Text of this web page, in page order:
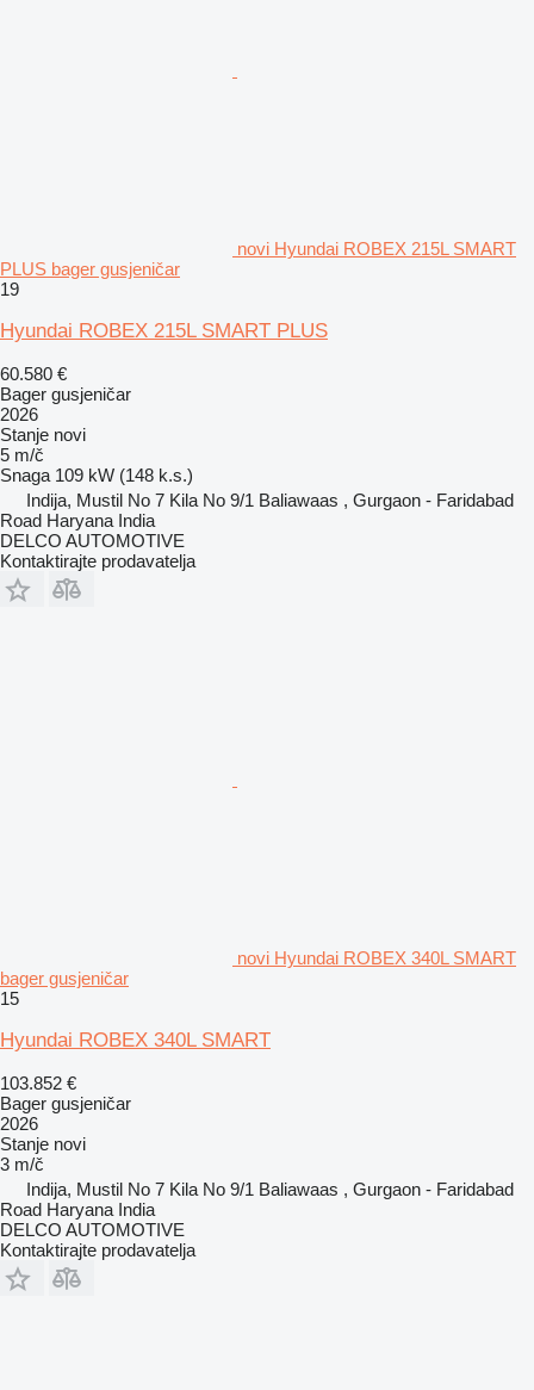
novi Hyundai ROBEX 215L SMART
PLUS bager gusjeničar
19
Hyundai ROBEX 215L SMART PLUS
60.580 €
Bager gusjeničar
2026
Stanje novi
5 m/č
Snaga 109 kW (148 k.s.)
Indija, Mustil No 7 Kila No 9/1 Baliawaas , Gurgaon - Faridabad
Road Haryana India
DELCO AUTOMOTIVE
Kontaktirajte prodavatelja
novi Hyundai ROBEX 340L SMART
bager gusjeničar
15
Hyundai ROBEX 340L SMART
103.852 €
Bager gusjeničar
2026
Stanje novi
3 m/č
Indija, Mustil No 7 Kila No 9/1 Baliawaas , Gurgaon - Faridabad
Road Haryana India
DELCO AUTOMOTIVE
Kontaktirajte prodavatelja